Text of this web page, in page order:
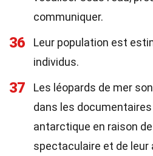
communiquer.
36
Leur population est
individus.
37
Les léopards de mer
dans les
antarctique en raison
spectaculaire et de